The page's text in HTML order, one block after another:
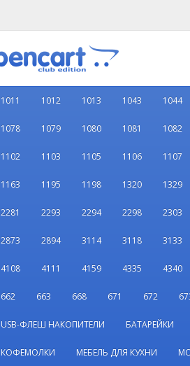
1011 1012 1013 1043 1044
1078 1079 1080 1081 1082
1102 1103 1105 1106 1107
1163 1195 1198 1320 1329
2281 2293 2294 2298 2303
2873 2894 3114 3118 3133
4108 4111 4159 4335 4340
662 663 668 671 672
USB-ФЛЕШ НАКОПИТЕЛИ БАТАРЕЙКИ
КОФЕМОЛКИ МЕБЕЛЬ ДЛЯ КУХНИ